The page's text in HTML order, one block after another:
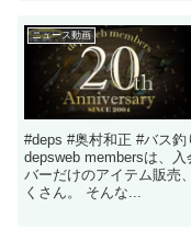
ニュース動画
#deps #奥村和正 #バス
depsweb membersは、
バーだけのアイテム販売
くさん。 そんな...